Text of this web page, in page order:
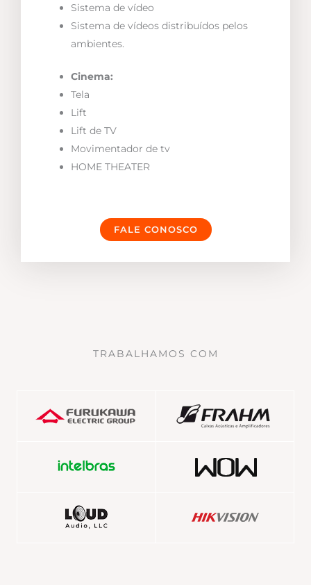
Sistema de vídeo
Sistema de vídeos distribuídos pelos
ambientes.
Cinema:
Tela
Lift
Lift de TV
Movimentador de tv
HOME THEATER
FALE CONOSCO
TRABALHAMOS COM